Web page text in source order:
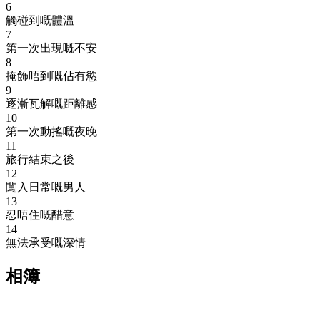
6
觸碰到嘅體溫
7
第一次出現嘅不安
8
掩飾唔到嘅佔有慾
9
逐漸瓦解嘅距離感
10
第一次動搖嘅夜晚
11
旅行結束之後
12
闖入日常嘅男人
13
忍唔住嘅醋意
14
無法承受嘅深情
相簿